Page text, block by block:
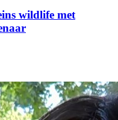
wildlife met